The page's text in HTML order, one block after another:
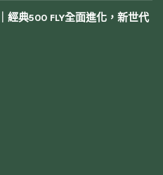
經典500 FLY全面進化，新世代